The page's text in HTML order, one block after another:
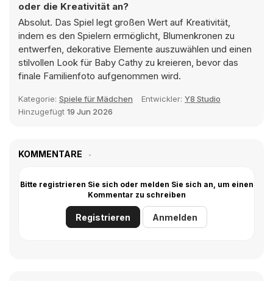
oder die Kreativität an?
Absolut. Das Spiel legt großen Wert auf Kreativität,
indem es den Spielern ermöglicht, Blumenkronen zu
entwerfen, dekorative Elemente auszuwählen und einen
stilvollen Look für Baby Cathy zu kreieren, bevor das
finale Familienfoto aufgenommen wird.
Kategorie: Spiele für Mädchen Entwickler: Y8 Studio
Hinzugefügt 19 Jun 2026
KOMMENTARE
Bitte registrieren Sie sich oder melden Sie sich an, um einen
Kommentar zu schreiben
Registrieren Anmelden